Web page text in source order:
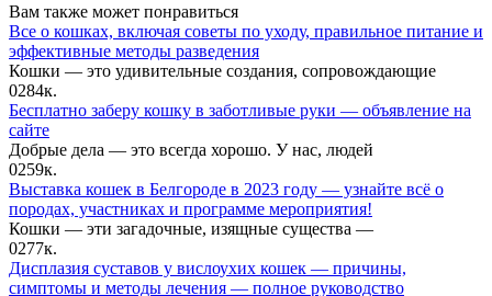
Вам также может понравиться
Все о кошках, включая советы по уходу, правильное питание и
эффективные методы разведения
Кошки — это удивительные создания, сопровождающие
0284к.
Бесплатно заберу кошку в заботливые руки — объявление на
сайте
Добрые дела — это всегда хорошо. У нас, людей
0259к.
Выставка кошек в Белгороде в 2023 году — узнайте всё о
породах, участниках и программе мероприятия!
Кошки — эти загадочные, изящные существа —
0277к.
Дисплазия суставов у вислоухих кошек — причины,
симптомы и методы лечения — полное руководство